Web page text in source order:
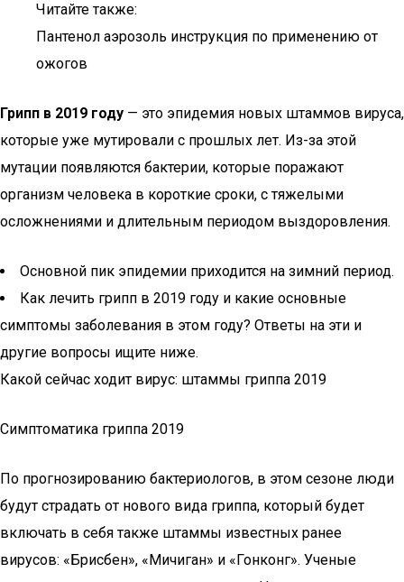
Читайте также:
Пантенол аэрозоль инструкция по применению от
ожогов
Грипп в 2019 году — это эпидемия новых штаммов вируса,
которые уже мутировали с прошлых лет. Из-за этой
мутации появляются бактерии, которые поражают
организм человека в короткие сроки, с тяжелыми
осложнениями и длительным периодом выздоровления.
Основной пик эпидемии приходится на зимний период.
Как лечить грипп в 2019 году и какие основные
симптомы заболевания в этом году? Ответы на эти и
другие вопросы ищите ниже.
Какой сейчас ходит вирус: штаммы гриппа 2019
Симптоматика гриппа 2019
По прогнозированию бактериологов, в этом сезоне люди
будут страдать от нового вида гриппа, который будет
включать в себя также штаммы известных ранее
вирусов: «Брисбен», «Мичиган» и «Гонконг». Ученые